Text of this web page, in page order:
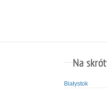
Na
Białystok